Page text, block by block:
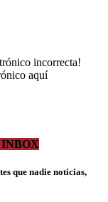
incorrecta!
aquí
que nadie noticias,